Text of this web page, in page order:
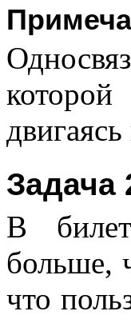
Задача
В
больше,
что